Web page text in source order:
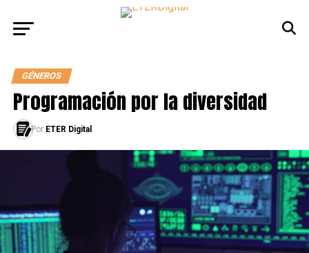
GÉNEROS
Programación por la diversidad
Por ETER Digital